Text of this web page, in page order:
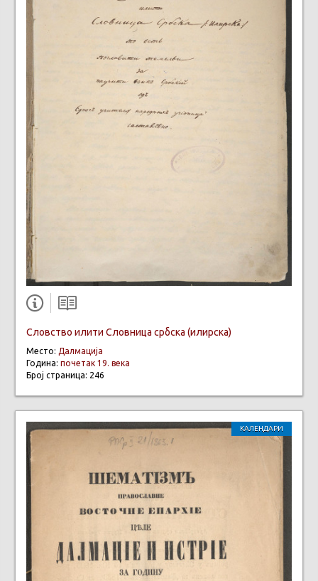
Словство илити Словница србска (илирска)
Место: Далмација
Година: почетак 19. века
Број страница: 246
КАЛЕНДАРИ